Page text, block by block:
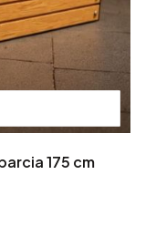
175 cm